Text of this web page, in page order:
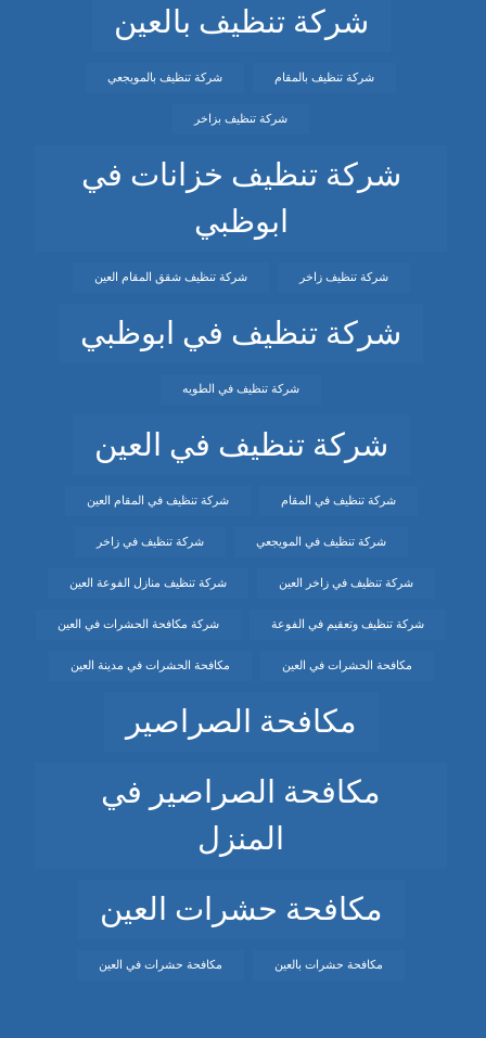
شركة تنظيف بالعين
شركة تنظيف بالمقام شركة تنظيف بالمويجعي
شركة تنظيف بزاخر
شركة تنظيف خزانات في
ابوظبي
شركة تنظيف زاخر شركة تنظيف شقق المقام العين
شركة تنظيف في ابوظبي
شركة تنظيف في الطويه
شركة تنظيف في العين
شركة تنظيف في المقام شركة تنظيف في المقام العين
شركة تنظيف في المويجعي شركة تنظيف في زاخر
شركة تنظيف في زاخر العين شركة تنظيف منازل الفوعة العين
شركة تنظيف وتعقيم في الفوعة شركة مكافحة الحشرات في العين
مكافحة الحشرات في العين مكافحة الحشرات في مدينة العين
مكافحة الصراصير
مكافحة الصراصير في
المنزل
مكافحة حشرات العين
مكافحة حشرات بالعين مكافحة حشرات في العين